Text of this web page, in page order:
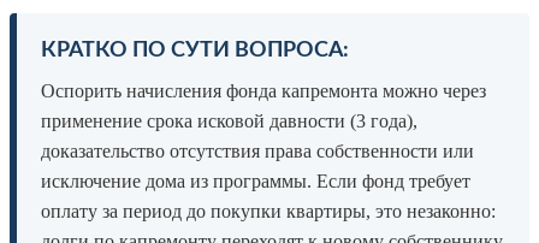
КРАТКО ПО СУТИ ВОПРОСА:
Оспорить начисления фонда капремонта можно через
применение срока исковой давности (3 года),
доказательство отсутствия права собственности или
исключение дома из программы. Если фонд требует
оплату за период до покупки квартиры, это незаконно: